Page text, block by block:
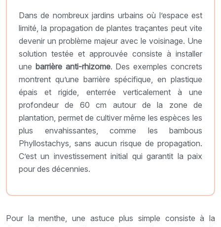
Dans de nombreux jardins urbains où l’espace est
limité, la propagation de plantes traçantes peut vite
devenir un problème majeur avec le voisinage. Une
solution testée et approuvée consiste à installer
une barrière anti-rhizome. Des exemples concrets
montrent qu’une barrière spécifique, en plastique
épais et rigide, enterrée verticalement à une
profondeur de 60 cm autour de la zone de
plantation, permet de cultiver même les espèces les
plus envahissantes, comme les bambous
Phyllostachys, sans aucun risque de propagation.
C’est un investissement initial qui garantit la paix
pour des décennies.
Pour la menthe, une astuce plus simple consiste à la